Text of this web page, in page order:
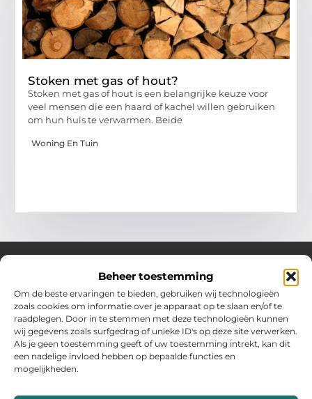
Beheer toestemming
Om de beste ervaringen te bieden, gebruiken wij technologieën
zoals cookies om informatie over je apparaat op te slaan en/of te
raadplegen. Door in te stemmen met deze technologieën kunnen
wij gegevens zoals surfgedrag of unieke ID's op deze site verwerken.
Als je geen toestemming geeft of uw toestemming intrekt, kan dit
een nadelige invloed hebben op bepaalde functies en
mogelijkheden.
Stoken met gas of hout?
Stoken met gas of hout is een belangrijke keuze voor
veel mensen die een haard of kachel willen gebruiken
om hun huis te verwarmen. Beide
Woning En Tuin
Over Hollandwinkelt
Jouw bron voor inspiratie en handige tips voor het dagelijks
leven.
Verken een gevarieerde selectie blogs en artikelen boordevol
praktische adviezen en verrassende inzichten om het beste uit
elke dag te halen.